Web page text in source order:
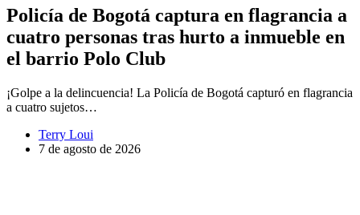
Policía de Bogotá captura en flagrancia a
cuatro personas tras hurto a inmueble en
el barrio Polo Club
¡Golpe a la delincuencia! La Policía de Bogotá capturó en flagrancia
a cuatro sujetos…
Terry Loui
7 de agosto de 2026